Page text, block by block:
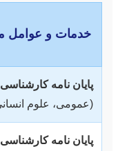
خدمات و عوامل
پایان نامه
(عمومی، علوم
پایان نامه